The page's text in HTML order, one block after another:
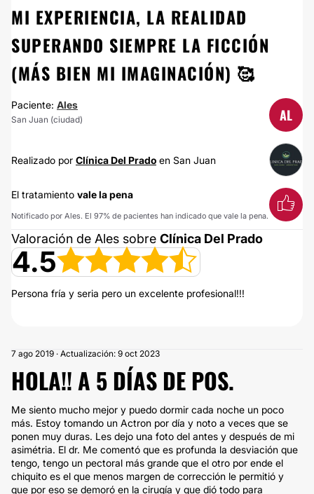
MI EXPERIENCIA, LA REALIDAD
SUPERANDO SIEMPRE LA FICCIÓN
(MÁS BIEN MI IMAGINACIÓN) 🥰
Paciente: Ales
San Juan (ciudad) AL
Realizado por Clínica Del Prado en San Juan
El tratamiento vale la pena
Notificado por Ales. El 97% de pacientes han indicado que vale la pena.
Valoración de Ales sobre Clínica Del Prado
4.5
Persona fría y seria pero un excelente profesional!!!
7 ago 2019 · Actualización: 9 oct 2023
HOLA!! A 5 DÍAS DE POS.
Me siento mucho mejor y puedo dormir cada noche un poco
más. Estoy tomando un Actron por día y noto a veces que se
ponen muy duras. Les dejo una foto del antes y después de mi
asimétria. El dr. Me comentó que es profunda la desviación que
tengo, tengo un pectoral más grande que el otro por ende el
chiquito es el que menos margen de corrección le permitió y
que por eso se demoró en la cirugía y que dió todo para